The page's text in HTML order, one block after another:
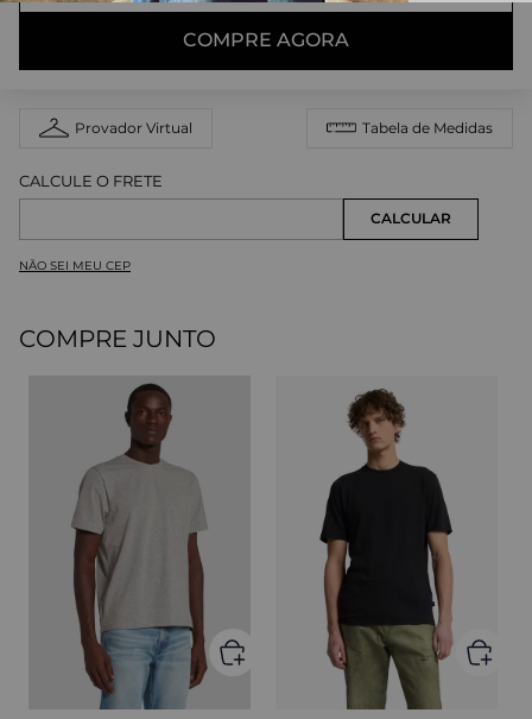
COMPRE AGORA
Provador Virtual Tabela de Medidas
NÃO SEI MEU CEP
COMPRE JUNTO